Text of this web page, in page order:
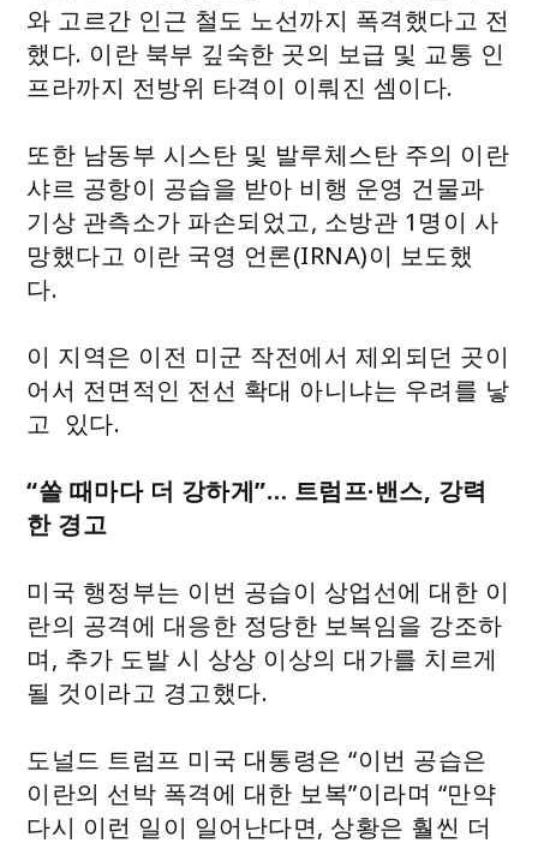
와 고르간 인근 철도 노선까지 폭격했다고 전
했다. 이란 북부 깊숙한 곳의 보급 및 교통 인
프라까지 전방위 타격이 이뤄진 셈이다.
또한 남동부 시스탄 및 발루체스탄 주의 이란
샤르 공항이 공습을 받아 비행 운영 건물과
기상 관측소가 파손되었고, 소방관 1명이 사
망했다고 이란 국영 언론(IRNA)이 보도했
다.
이 지역은 이전 미군 작전에서 제외되던 곳이
어서 전면적인 전선 확대 아니냐는 우려를 낳
고 있다.
“쏠 때마다 더 강하게”… 트럼프·밴스, 강력
한 경고
미국 행정부는 이번 공습이 상업선에 대한 이
란의 공격에 대응한 정당한 보복임을 강조하
며, 추가 도발 시 상상 이상의 대가를 치르게
될 것이라고 경고했다.
도널드 트럼프 미국 대통령은 “이번 공습은
이란의 선박 폭격에 대한 보복”이라며 “만약
다시 이런 일이 일어난다면, 상황은 훨씬 더